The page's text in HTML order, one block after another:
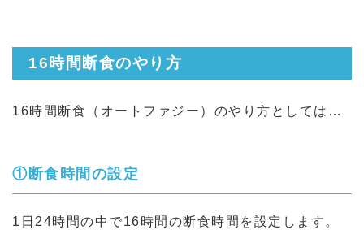
16時間断食のやり方
16時間断食（オートファジー）のやり方としては…
①断食時間の設定
1日24時間の中で16時間の断食時間を設定します。